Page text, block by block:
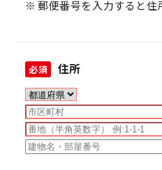
郵便番号を入力すると住
必須 住所